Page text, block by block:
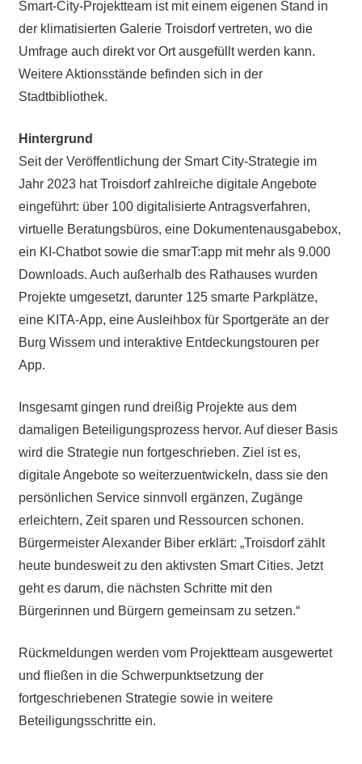
Smart-City-Projektteam ist mit einem eigenen Stand in
der klimatisierten Galerie Troisdorf vertreten, wo die
Umfrage auch direkt vor Ort ausgefüllt werden kann.
Weitere Aktionsstände befinden sich in der
Stadtbibliothek.
Hintergrund
Seit der Veröffentlichung der Smart City-Strategie im
Jahr 2023 hat Troisdorf zahlreiche digitale Angebote
eingeführt: über 100 digitalisierte Antragsverfahren,
virtuelle Beratungsbüros, eine Dokumentenausgabebox,
ein KI-Chatbot sowie die smarT:app mit mehr als 9.000
Downloads. Auch außerhalb des Rathauses wurden
Projekte umgesetzt, darunter 125 smarte Parkplätze,
eine KITA-App, eine Ausleihbox für Sportgeräte an der
Burg Wissem und interaktive Entdeckungstouren per
App.
Insgesamt gingen rund dreißig Projekte aus dem
damaligen Beteiligungsprozess hervor. Auf dieser Basis
wird die Strategie nun fortgeschrieben. Ziel ist es,
digitale Angebote so weiterzuentwickeln, dass sie den
persönlichen Service sinnvoll ergänzen, Zugänge
erleichtern, Zeit sparen und Ressourcen schonen.
Bürgermeister Alexander Biber erklärt: „Troisdorf zählt
heute bundesweit zu den aktivsten Smart Cities. Jetzt
geht es darum, die nächsten Schritte mit den
Bürgerinnen und Bürgern gemeinsam zu setzen.“
Rückmeldungen werden vom Projektteam ausgewertet
und fließen in die Schwerpunktsetzung der
fortgeschriebenen Strategie sowie in weitere
Beteiligungsschritte ein.